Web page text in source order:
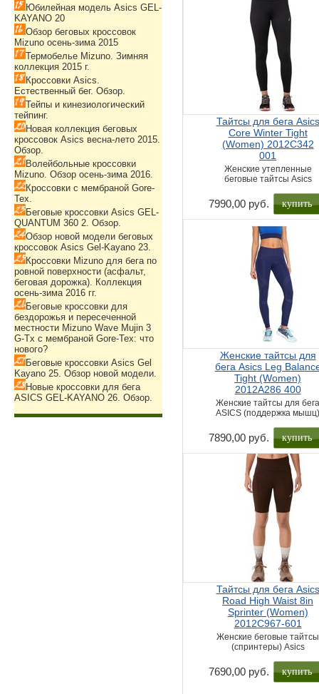
Тайтсы для бега Asics
Core Winter Tight
(Women) 2012C342
001
Женские утепленные
беговые тайтсы Asics
7990,00 руб. купить
Женские тайтсы для
бега Asics Leg
Tight (Women)
2012A286 400
Женские тайтсы для
ASICS (поддержка
7890,00 руб. купить
Тайтсы для бега Asics
Road High Waist 8in
Sprinter (Women)
2012C967-601
Женские беговые тайтсы
(спринтеры) Asics
7690,00 руб. купить
Юбилейная модель Asics GEL-
KAYANO 20
Обзор беговых кроссовок
Mizuno осень-зима 2015
Термобелье Mizuno. Зимняя
коллекция 2015 г.
Кроссовки Asics.
Естественный бег. Обзор.
Тейпы и кинезиологический
тейпинг.
Новая коллекция беговых
кроссовок Asics весна-лето 2015.
Обзор.
Волейбольные кроссовки
Mizuno. Обзор осень-зима 2016.
Кроссовки с мембраной Gore-
Tex.
Беговые кроссовки Asics GEL-
QUANTUM 360 2. Обзор.
Обзор новой модели беговых
кроссовок Asics Gel-Kayano 23.
Кроссовки Mizuno для бега по
ровной поверхности (асфальт,
беговая дорожка). Коллекция
осень-зима 2016 гг.
Беговые кроссовки для
бездорожья и пересеченной
местности Mizuno Wave Mujin 3
G-Tx с мембраной Gore-Tex: что
нового?
Беговые кроссовки Asics Gel
Kayano 25. Обзор новой модели.
Новые кроссовки для бега
ASICS GEL-KAYANO 26. Обзор.